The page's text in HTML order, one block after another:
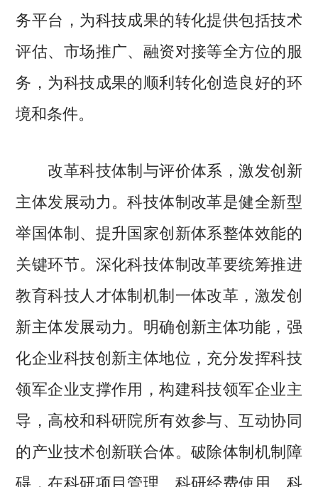
务平台，为科技成果的转化提供包括技术
评估、市场推广、融资对接等全方位的服
务，为科技成果的顺利转化创造良好的环
境和条件。
改革科技体制与评价体系，激发创新
主体发展动力。科技体制改革是健全新型
举国体制、提升国家创新体系整体效能的
关键环节。深化科技体制改革要统筹推进
教育科技人才体制机制一体改革，激发创
新主体发展动力。明确创新主体功能，强
化企业科技创新主体地位，充分发挥科技
领军企业支撑作用，构建科技领军企业主
导，高校和科研院所有效参与、互动协同
的产业技术创新联合体。破除体制机制障
碍，在科研项目管理、科研经费使用、科